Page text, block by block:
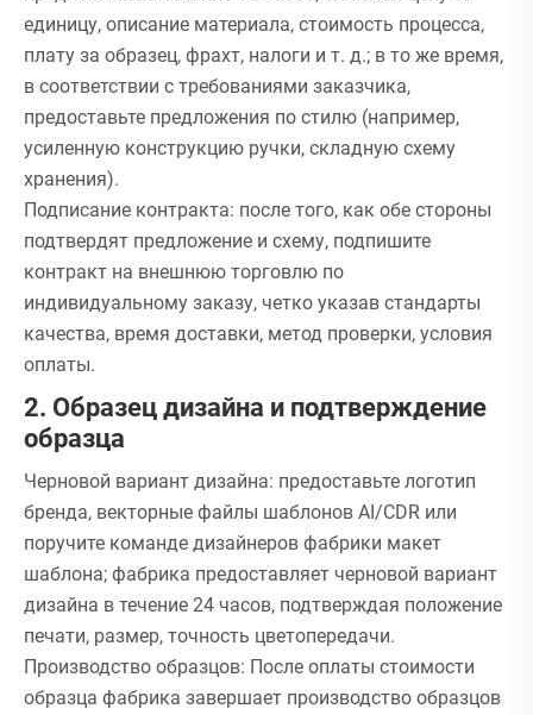
единицу, описание материала, стоимость процесса,
плату за образец, фрахт, налоги и т. д.; в то же время,
в соответствии с требованиями заказчика,
предоставьте предложения по стилю (например,
усиленную конструкцию ручки, складную схему
хранения).
Подписание контракта: после того, как обе стороны
подтвердят предложение и схему, подпишите
контракт на внешнюю торговлю по
индивидуальному заказу, четко указав стандарты
качества, время доставки, метод проверки, условия
оплаты.
2. Образец дизайна и подтверждение
образца
Черновой вариант дизайна: предоставьте логотип
бренда, векторные файлы шаблонов AI/CDR или
поручите команде дизайнеров фабрики макет
шаблона; фабрика предоставляет черновой вариант
дизайна в течение 24 часов, подтверждая положение
печати, размер, точность цветопередачи.
Производство образцов: После оплаты стоимости
образца фабрика завершает производство образцов